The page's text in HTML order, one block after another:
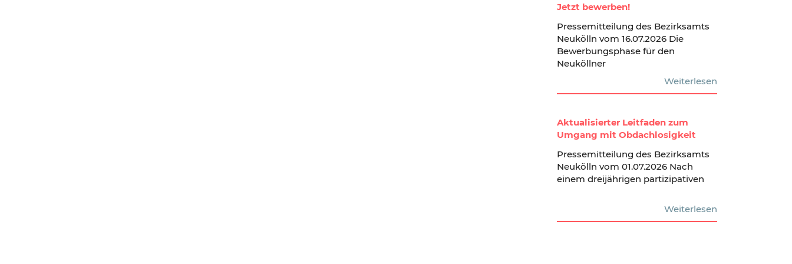
Jetzt bewerben!
Pressemitteilung des Bezirksamts
Neukölln vom 16.07.2026 Die
Bewerbungsphase für den
Neuköllner
Weiterlesen
Aktualisierter Leitfaden zum
Umgang mit Obdachlosigkeit
Pressemitteilung des Bezirksamts
Neukölln vom 01.07.2026 Nach
einem dreijährigen partizipativen
Weiterlesen